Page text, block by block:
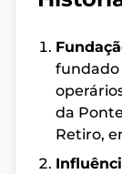
fundado
da
Retiro,